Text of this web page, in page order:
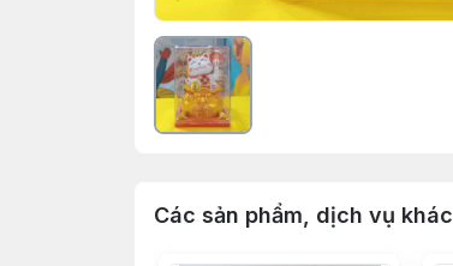
Các sản phẩm, dịch vụ khác